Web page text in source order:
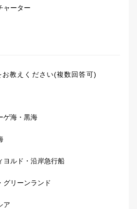
ャーター
教えください(複数回答可)
ゲ海・黒海
ヨルド・沿岸急行船
グリーンランド
ア